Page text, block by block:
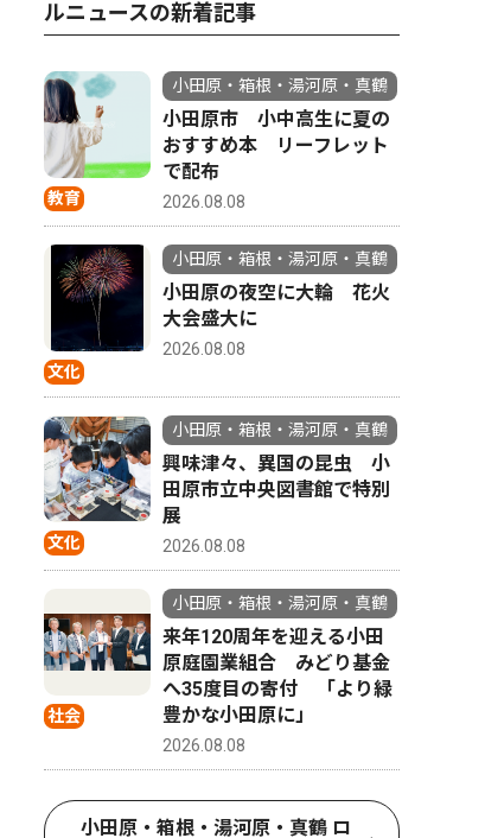
4
ルニュースの新着記事
教育
小田原・箱根・湯河原・真鶴
小田原市 小中高生に夏の
おすすめ本 リーフレット
で配布
2026.08.08
文化
小田原・箱根・湯河原・真鶴
小田原の夜空に大輪 花火
大会盛大に
2026.08.08
文化
小田原・箱根・湯河原・真鶴
興味津々、異国の昆虫 小
田原市立中央図書館で特別
展
2026.08.08
社会
小田原・箱根・湯河原・真鶴
来年120周年を迎える小田
原庭園業組合 みどり基金
へ35度目の寄付 「より緑
豊かな小田原に」
2026.08.08
小田原・箱根・湯河原・真鶴 ロ